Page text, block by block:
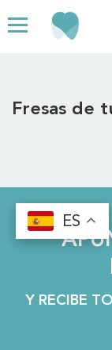
Fresas de
Y RECIBE
ES
ES